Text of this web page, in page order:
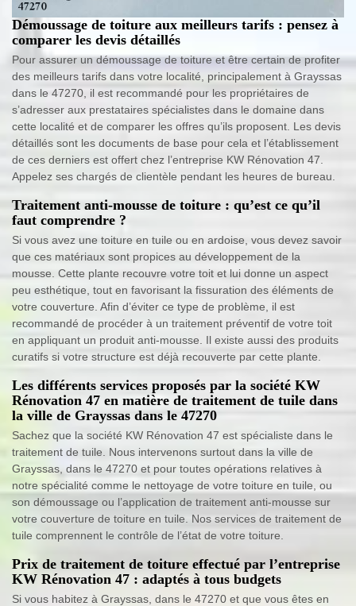
Démoussage de toiture aux meilleurs tarifs : pensez à
comparer les devis détaillés
Pour assurer un démoussage de toiture et être certain de profiter
des meilleurs tarifs dans votre localité, principalement à Grayssas
dans le 47270, il est recommandé pour les propriétaires de
s’adresser aux prestataires spécialistes dans le domaine dans
cette localité et de comparer les offres qu’ils proposent. Les devis
détaillés sont les documents de base pour cela et l’établissement
de ces derniers est offert chez l’entreprise KW Rénovation 47.
Appelez ses chargés de clientèle pendant les heures de bureau.
Traitement anti-mousse de toiture : qu’est ce qu’il
faut comprendre ?
Si vous avez une toiture en tuile ou en ardoise, vous devez savoir
que ces matériaux sont propices au développement de la
mousse. Cette plante recouvre votre toit et lui donne un aspect
peu esthétique, tout en favorisant la fissuration des éléments de
votre couverture. Afin d’éviter ce type de problème, il est
recommandé de procéder à un traitement préventif de votre toit
en appliquant un produit anti-mousse. Il existe aussi des produits
curatifs si votre structure est déjà recouverte par cette plante.
Les différents services proposés par la société KW
Rénovation 47 en matière de traitement de tuile dans
la ville de Grayssas dans le 47270
Sachez que la société KW Rénovation 47 est spécialiste dans le
traitement de tuile. Nous intervenons surtout dans la ville de
Grayssas, dans le 47270 et pour toutes opérations relatives à
notre spécialité comme le nettoyage de votre toiture en tuile, ou
son démoussage ou l’application de traitement anti-mousse sur
votre couverture de toiture en tuile. Nos services de traitement de
tuile comprennent le contrôle de l’état de votre toiture.
Prix de traitement de toiture effectué par l’entreprise
KW Rénovation 47 : adaptés à tous budgets
Si vous habitez à Grayssas, dans le 47270 et que vous êtes en